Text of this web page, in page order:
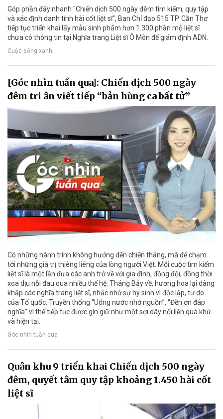
Góp phần đẩy nhanh "Chiến dịch 500 ngày đêm tìm kiếm, quy tập
và xác định danh tính hài cốt liệt sĩ", Ban Chỉ đạo 515 TP. Cần Thơ
tiếp tục triển khai lấy mẫu sinh phẩm hơn 1.300 phần mộ liệt sĩ
chưa có thông tin tại Nghĩa trang Liệt sĩ Ô Môn để giám định ADN.
Cuộc sống xanh
[Góc nhìn tuần qua]: Chiến dịch 500 ngày
đêm tri ân viết tiếp “bản hùng ca bất tử”
Có những hành trình không hướng đến chiến thắng, mà để chạm
tới những giá trị thiêng liêng của lòng người Việt. Mỗi cuộc tìm kiếm
liệt sĩ là một lần đưa các anh trở về với gia đình, đồng đội, đồng thời
xoa dịu nỗi đau qua nhiều thế hệ. Tháng Bảy về, hương hoa lại dâng
khắp các nghĩa trang liệt sĩ, nhắc nhớ sự hy sinh vì độc lập, tự do
của Tổ quốc. Truyền thống “Uống nước nhớ nguồn”, “Đền ơn đáp
nghĩa” vì thế tiếp tục được gìn giữ như một sợi dây nối liền quá khứ
và hiện tại.
Góc nhìn tuần qua
Quân khu 9 triển khai Chiến dịch 500 ngày
đêm, quyết tâm quy tập khoảng 1.450 hài cốt
liệt sĩ